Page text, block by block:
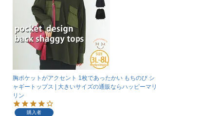
胸ポケットがアクセント 1枚であったかい もちのび シ
ャギートップス | 大きいサイズの通販ならハッピーマリ
リン
購入者